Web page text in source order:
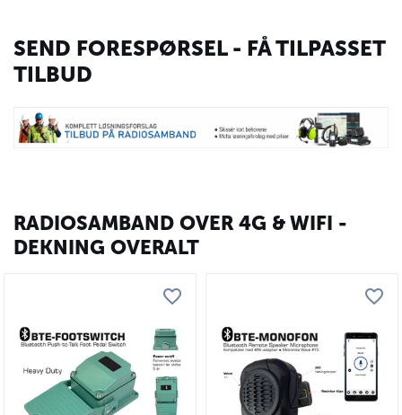
SEND FORESPØRSEL - FÅ TILPASSET
TILBUD
RADIOSAMBAND OVER 4G & WIFI -
DEKNING OVERALT